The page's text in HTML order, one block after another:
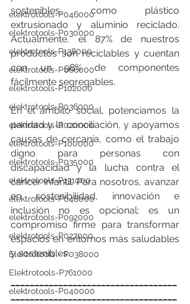
elektrotools-P046000
elektrotools-P030000
elektrotools-P138000
elektrotools-P066000
elektrotools-P102000
elektrotools-P036000
elektrotools-P020000
elektrotools-P100000
elektrotools-P035000
elektrotools-P131000
elektrotools-P048000
elektrotools-P092000
elektrotools-P027000
Elektrotools - P038000
Elektrotools-P761000
elektrotools-P040000
sostenibles, como plástico
extrusionado y aluminio reciclado.
Actualmente, el 87% de nuestros
productos son reciclables y cuentan
con un 98% de componentes
fácilmente segregables.
En el ámbito social, potenciamos la
paridad y la conciliación, y apoyamos
causas de cercanía, como el trabajo
digno para personas con
discapacidad y la lucha contra el
cáncer infantil. Para nosotros, avanzar
en sostenibilidad, innovación e
inclusión no es opcional; es un
compromiso firme para transformar
espacios en entornos más saludables
y sostenibles.
___________________________________